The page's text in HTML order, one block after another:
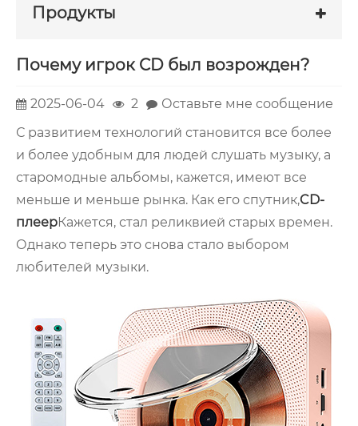
Продукты
Почему игрок CD был возрожден?
2025-06-04 2
Оставьте мне сообщение
С развитием технологий становится все более
и более удобным для людей слушать музыку, а
старомодные альбомы, кажется, имеют все
меньше и меньше рынка. Как его спутник,CD-
плеерКажется, стал реликвией старых времен.
Однако теперь это снова стало выбором
любителей музыки.